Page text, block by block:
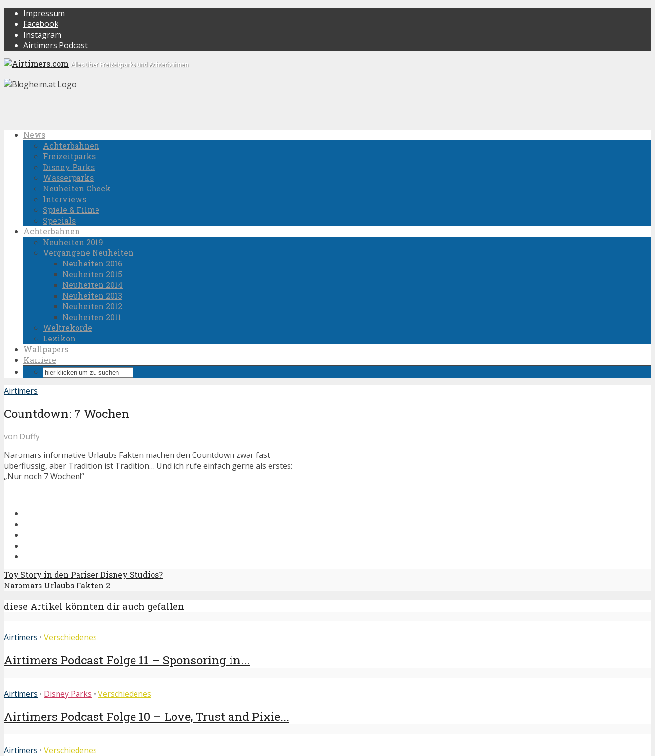
Impressum
Facebook
Instagram
Airtimers Podcast
Alles über Freizeitparks und Achterbahnen
News
Achterbahnen
Freizeitparks
Disney Parks
Wasserparks
Neuheiten Check
Interviews
Spiele & Filme
Specials
Achterbahnen
Neuheiten 2019
Vergangene Neuheiten
Neuheiten 2016
Neuheiten 2015
Neuheiten 2014
Neuheiten 2013
Neuheiten 2012
Neuheiten 2011
Weltrekorde
Lexikon
Wallpapers
Karriere
Airtimers
Countdown: 7 Wochen
von Duffy
Naromars informative Urlaubs Fakten machen den Countdown zwar fast
überflüssig, aber Tradition ist Tradition… Und ich rufe einfach gerne als erstes:
„Nur noch 7 Wochen!“
Toy Story in den Pariser Disney Studios?
Naromars Urlaubs Fakten 2
diese Artikel könnten dir auch gefallen
Airtimers • Verschiedenes
Airtimers Podcast Folge 11 – Sponsoring in...
Airtimers • Disney Parks • Verschiedenes
Airtimers Podcast Folge 10 – Love, Trust and Pixie...
Airtimers • Verschiedenes